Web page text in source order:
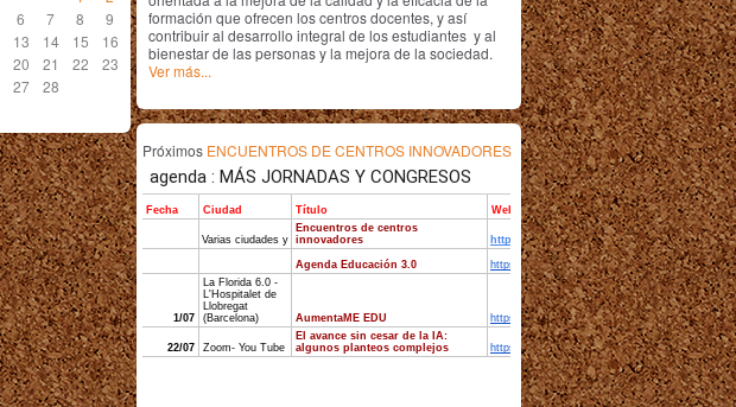
6 7 8
9
13 14 15
16
20 21 22
23
27 28
formación que ofrecen los centros docentes, y así
contribuir al desarrollo integral de los estudiantes y al
bienestar de las personas y la mejora de la sociedad.
Ver más...
Próximos ENCUENTROS DE CENTROS INNOVADORES